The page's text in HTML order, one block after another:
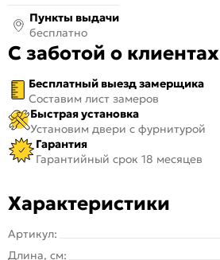
Пункты выдачи
бесплатно
С заботой о клиентах
Бесплатный выезд замерщика
Составим лист замеров
Быстрая установка
Установим двери с фурнитурой
Гарантия
Гарантийный срок 18 месяцев
Характеристики
Артикул:
Длина, см: